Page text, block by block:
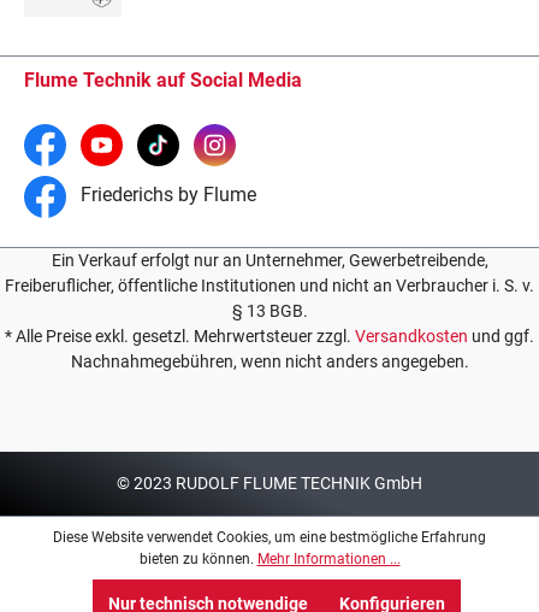
Flume Technik auf Social Media
Friederichs by Flume
Ein Verkauf erfolgt nur an Unternehmer, Gewerbetreibende,
Freiberuflicher, öffentliche Institutionen und nicht an Verbraucher i. S. v.
§ 13 BGB.
* Alle Preise exkl. gesetzl. Mehrwertsteuer zzgl. Versandkosten und ggf.
Nachnahmegebühren, wenn nicht anders angegeben.
© 2023 RUDOLF FLUME TECHNIK GmbH
Diese Website verwendet Cookies, um eine bestmögliche Erfahrung
bieten zu können. Mehr Informationen ...
Nur technisch notwendige Konfigurieren